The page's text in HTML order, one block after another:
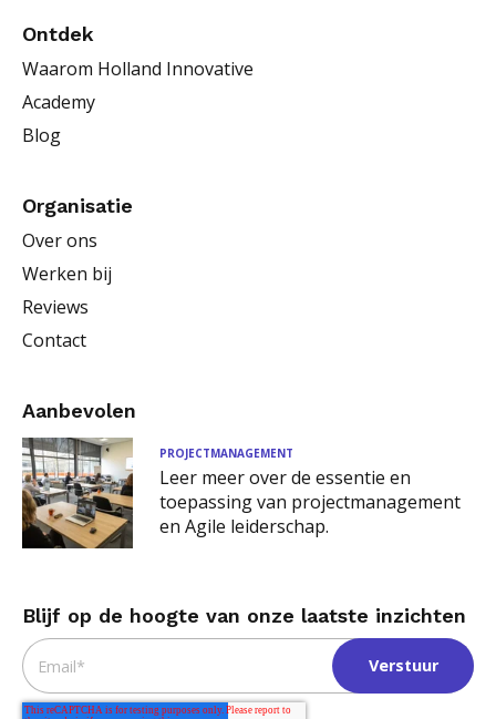
Ontdek
Waarom Holland Innovative
Academy
Blog
Organisatie
Over ons
Werken bij
Reviews
Contact
Aanbevolen
PROJECTMANAGEMENT
Leer meer over de essentie en
toepassing van projectmanagement
en Agile leiderschap.
Blijf op de hoogte van onze laatste inzichten
Email*